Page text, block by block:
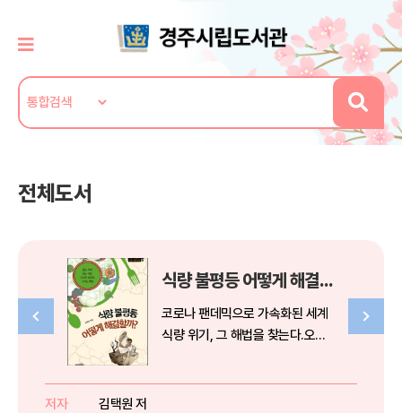
전체도서
식량 불평등 어떻게 해결할까?
코로나 팬데믹으로 가속화된 세계
식량 위기, 그 해법을 찾는다.오늘
저자
김택원 저